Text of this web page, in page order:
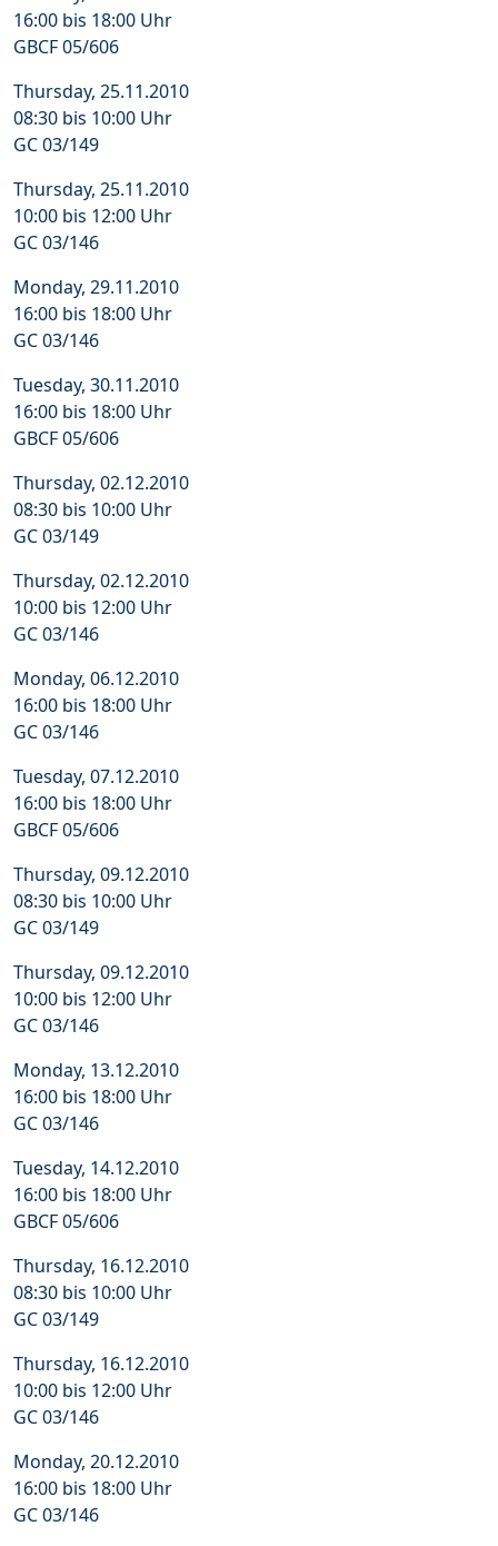
16:00 bis 18:00 Uhr
GBCF 05/606
Thursday, 25.11.2010
08:30 bis 10:00 Uhr
GC 03/149
Thursday, 25.11.2010
10:00 bis 12:00 Uhr
GC 03/146
Monday, 29.11.2010
16:00 bis 18:00 Uhr
GC 03/146
Tuesday, 30.11.2010
16:00 bis 18:00 Uhr
GBCF 05/606
Thursday, 02.12.2010
08:30 bis 10:00 Uhr
GC 03/149
Thursday, 02.12.2010
10:00 bis 12:00 Uhr
GC 03/146
Monday, 06.12.2010
16:00 bis 18:00 Uhr
GC 03/146
Tuesday, 07.12.2010
16:00 bis 18:00 Uhr
GBCF 05/606
Thursday, 09.12.2010
08:30 bis 10:00 Uhr
GC 03/149
Thursday, 09.12.2010
10:00 bis 12:00 Uhr
GC 03/146
Monday, 13.12.2010
16:00 bis 18:00 Uhr
GC 03/146
Tuesday, 14.12.2010
16:00 bis 18:00 Uhr
GBCF 05/606
Thursday, 16.12.2010
08:30 bis 10:00 Uhr
GC 03/149
Thursday, 16.12.2010
10:00 bis 12:00 Uhr
GC 03/146
Monday, 20.12.2010
16:00 bis 18:00 Uhr
GC 03/146